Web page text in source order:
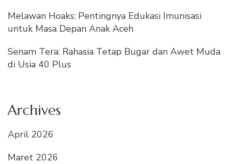
Melawan Hoaks: Pentingnya Edukasi Imunisasi
untuk Masa Depan Anak Aceh
Senam Tera: Rahasia Tetap Bugar dan Awet Muda
di Usia 40 Plus
Archives
April 2026
Maret 2026